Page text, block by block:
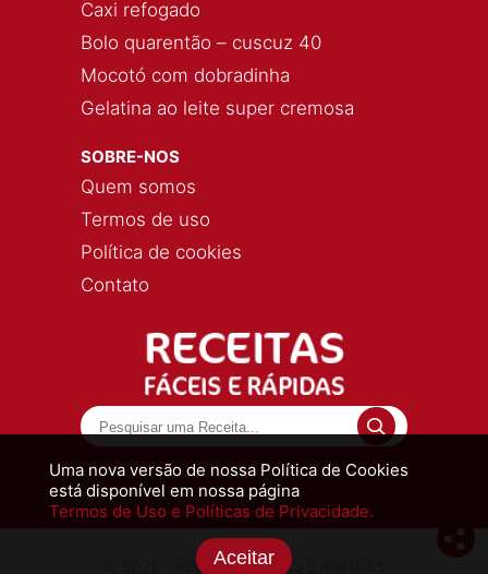
Uma nova versão de nossa Política de Cookies
está disponível em nossa página
Termos de Uso e Políticas de Privacidade.
Aceitar
Caxi refogado
Bolo quarentão – cuscuz 40
Mocotó com dobradinha
Gelatina ao leite super cremosa
SOBRE-NOS
Quem somos
Termos de uso
Política de cookies
Contato
© 2026 - RECEITAS FÁCEIS E RÁPIDAS